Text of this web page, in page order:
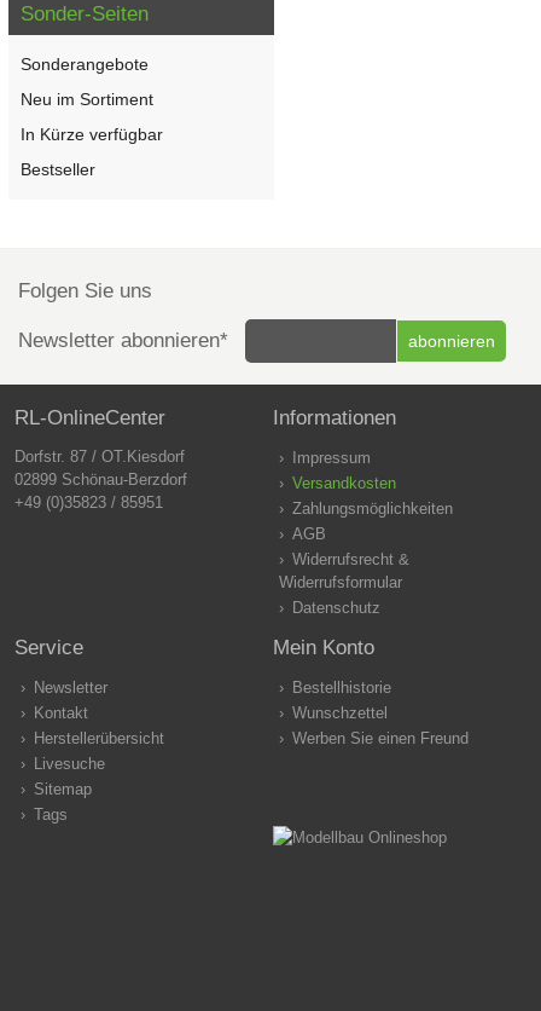
Sonder-Seiten
Sonderangebote
Neu im Sortiment
In Kürze verfügbar
Bestseller
Folgen Sie uns
Newsletter abonnieren*
RL-OnlineCenter
Dorfstr. 87 / OT.Kiesdorf
02899 Schönau-Berzdorf
+49 (0)35823 / 85951
Informationen
Impressum
Versandkosten
Zahlungsmöglichkeiten
AGB
Widerrufsrecht &
Widerrufsformular
Datenschutz
Service
Newsletter
Kontakt
Herstellerübersicht
Livesuche
Sitemap
Tags
Mein Konto
Bestellhistorie
Wunschzettel
Werben Sie einen Freund